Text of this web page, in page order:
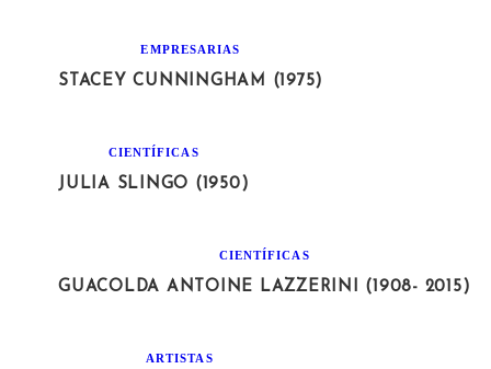
EMPRESARIAS
STACEY CUNNINGHAM (1975)
CIENTÍFICAS
JULIA SLINGO (1950)
CIENTÍFICAS
GUACOLDA ANTOINE LAZZERINI (1908- 2015)
ARTISTAS